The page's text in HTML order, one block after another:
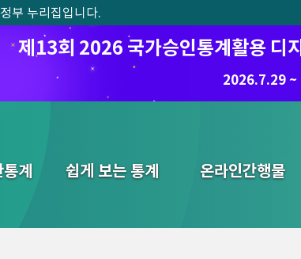
부 누리집입니다.
제13회 2026 국가승인통계활용 디
2026.7.29 ~
8.7.(금) ~
계 쉽게 보는 통계 온라인간행물